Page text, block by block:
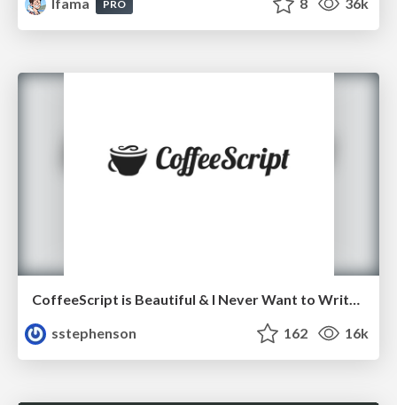
PRO
CoffeeScript is Beautiful & I Never Want to Write Plain JavaScript Again
sstephenson
162 16k